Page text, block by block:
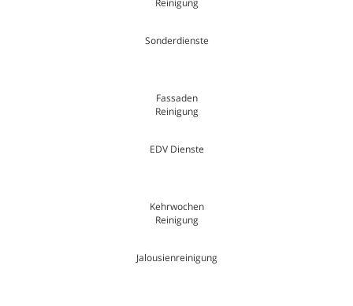
Sonderdienste
Fassaden
Reinigung
EDV Dienste
Kehrwochen
Reinigung
Jalousienreinigung